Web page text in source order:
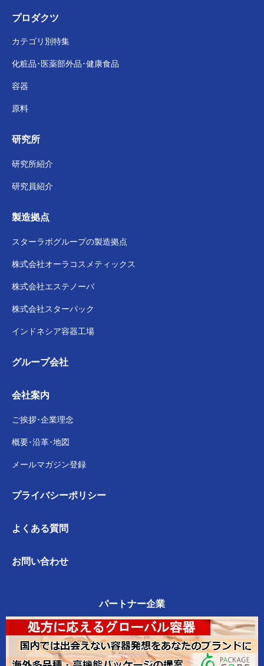
プロダクツ
カテゴリ別特集
化粧品･医薬部外品･健康食品
容器
原料
研究所
研究所紹介
研究員紹介
製造拠点
スターラボグループの製造拠点
株式会社オーラコスメティックス
株式会社エステノーバ
株式会社スターパック
インドネシア容器工場
グループ会社
会社案内
ご挨拶･企業理念
概要･沿革･地図
メールマガジン登録
よくある質問
プライバシーポリシー
お問い合わせ
パートナー企業